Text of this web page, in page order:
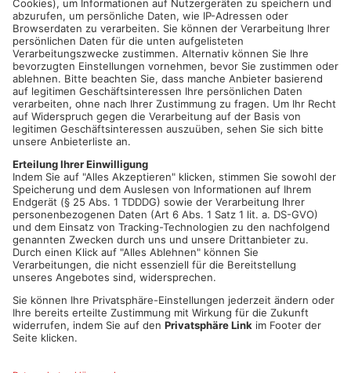
ASCHAFFENBURG/HEIGENBRÜCKEN.Am Wochenende kam
es im Primaveraland zu mehreren Auseinandersetzungen mit
Einsatz von Gewalt. Das teilte die Polizei jetzt mit. Im
Aschaffenburger Schöntal Park hatte eine 50-Jährige eine
Gruppe Jugendliche auf ihren liegengelassenen Müll
angesprochen. Daraufhin beleidigte ein 17-Jähriger die Frau
und schlug ihr sogar ins Gesicht. Auf einer Zugfahrt von
Aschaffenburg nach Würzburg kam es ebenfalls zu einer
Auseinandersetzung. Ein Zugbegleiter hatte eine vierköpfige
Gruppe darum gebeten, ihre Musiklautstärke zu reduzieren. Als
Antwort wurde er von einem Mann beleidigt, bedroht und
getreten. Die Vierergruppe verließ daraufhin bei Heigenbrücken
den Zug.
Artikel teilen